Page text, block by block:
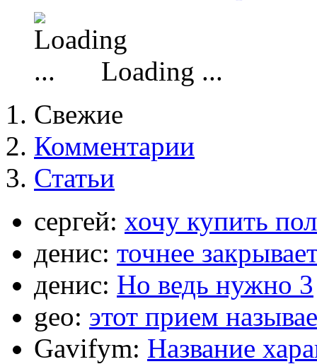
Loading ...
Свежие
Комментарии
Статьи
сергей: хочу купить
денис: точнее
денис: Но ведь нужно 3
geo: этот прием
Gavifym: Название